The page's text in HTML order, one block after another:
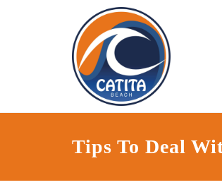
Tips To Deal